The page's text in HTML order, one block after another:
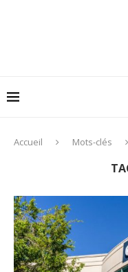
Accueil Mots-clés